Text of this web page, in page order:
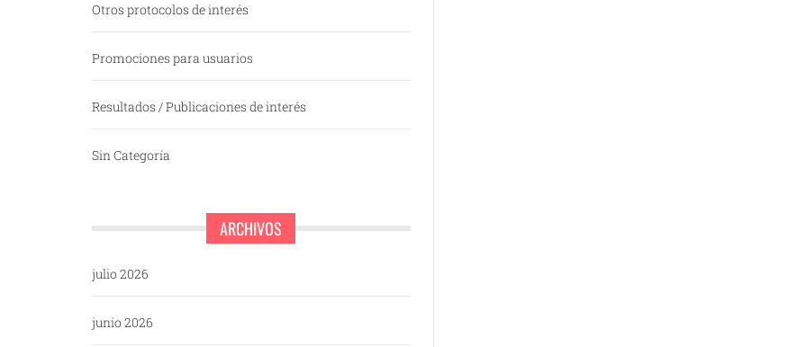
Otros protocolos de interés
Promociones para usuarios
Resultados / Publicaciones de interés
Sin Categoría
ARCHIVOS
julio 2026
junio 2026